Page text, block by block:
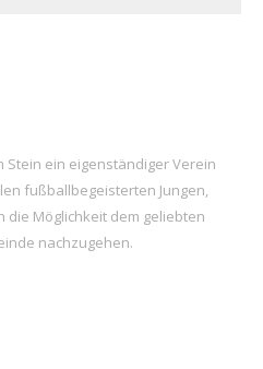
Stein ein eigenständiger Verein
fußballbegeisterten Jungen,
die Möglichkeit dem geliebten
nachzugehen.